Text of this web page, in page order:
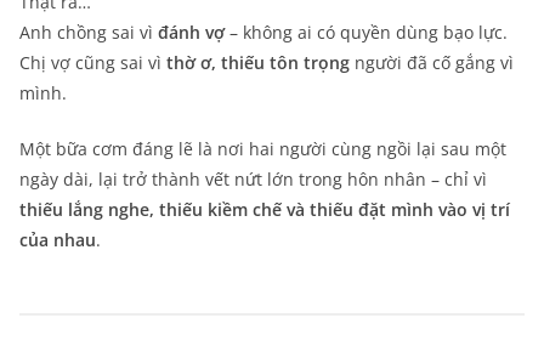
Anh chồng sai vì đánh vợ– không ai có quyền dùng bạo lực.
Chị vợ cũng sai vì thờ ơ, thiếu tôn trọng người đã cố gắng vì
mình.
Một bữa cơm đáng lẽ là nơi hai người cùng ngồi lại sau một
ngày dài, lại trở thành vết nứt lớn trong hôn nhân – chỉ vì
thiếu lắng nghe, thiếu kiềm chế và thiếu đặt mình vào vị trí
của nhau.